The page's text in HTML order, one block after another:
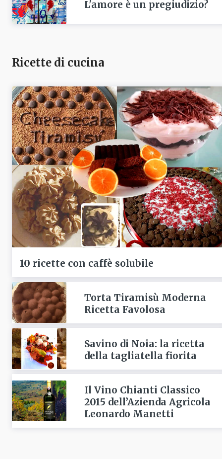
L'amore è un pregiudizio?
Ricette di cucina
10 ricette con caffè solubile
Torta Tiramisù Moderna
Ricetta Favolosa
Savino di Noia: la ricetta
della tagliatella fiorita
Il Vino Chianti Classico
2015 dell’Azienda Agricola
Leonardo Manetti